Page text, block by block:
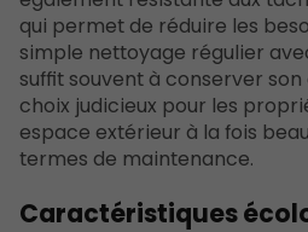
qui permet de réduire les
simple nettoyage régulier
suffit souvent à conserver
choix judicieux pour les
espace extérieur à la fois
termes de maintenance.
Caractéristiques